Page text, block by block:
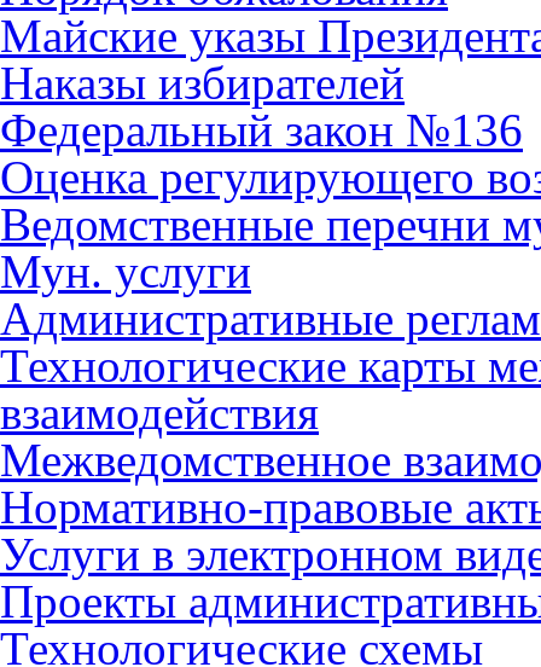
Майские указы
Наказы избирателей
Федеральный закон №136
Оценка регулирующего
Ведомственные перечни
Мун. услуги
Административные
Технологические карты
взаимодействия
Межведомственное
Нормативно-правовые
Услуги в электронном
Проекты
Технологические схемы